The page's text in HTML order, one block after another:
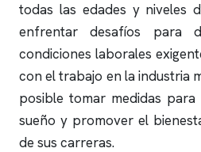
todas las edades y niveles
enfrentar desafíos para
condiciones laborales
con el trabajo en la industria
posible tomar medidas
sueño y promover el
de sus carreras.